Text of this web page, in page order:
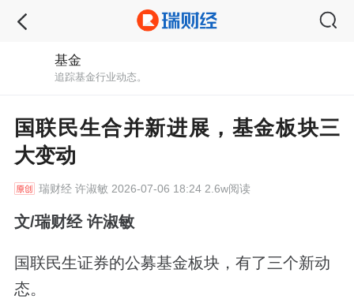
基金
追踪基金行业动态。
国联民生合并新进展，基金板块三
大变动
瑞财经许淑敏 2026-07-06 18:24 2.6w阅读
文/瑞财经 许淑敏
国联民生证券的公募基金板块，有了三个新动
态。